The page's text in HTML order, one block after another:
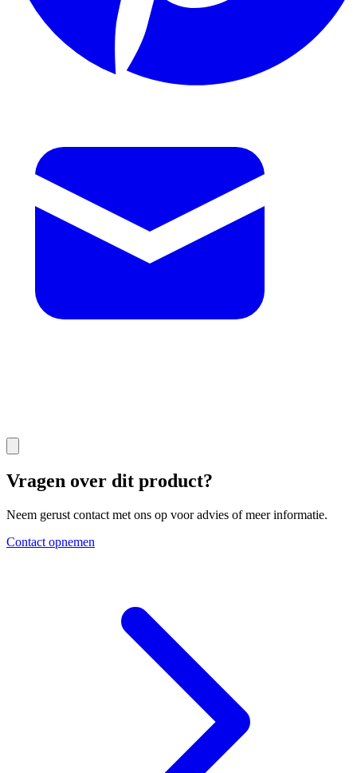
Vragen over dit product?
Neem gerust contact met ons op voor advies of meer informatie.
Contact opnemen